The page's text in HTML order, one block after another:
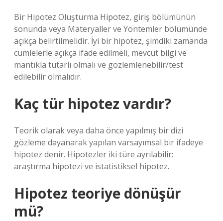
Bir Hipotez Oluşturma Hipotez, giriş bölümünün
sonunda veya Materyaller ve Yöntemler bölümünde
açıkça belirtilmelidir. İyi bir hipotez, şimdiki zamanda
cümlelerle açıkça ifade edilmeli, mevcut bilgi ve
mantıkla tutarlı olmalı ve gözlemlenebilir/test
edilebilir olmalıdır.
Kaç tür hipotez vardır?
Teorik olarak veya daha önce yapılmış bir dizi
gözleme dayanarak yapılan varsayımsal bir ifadeye
hipotez denir. Hipotezler iki türe ayrılabilir:
araştırma hipotezi ve istatistiksel hipotez.
Hipotez teoriye dönüşür
mü?